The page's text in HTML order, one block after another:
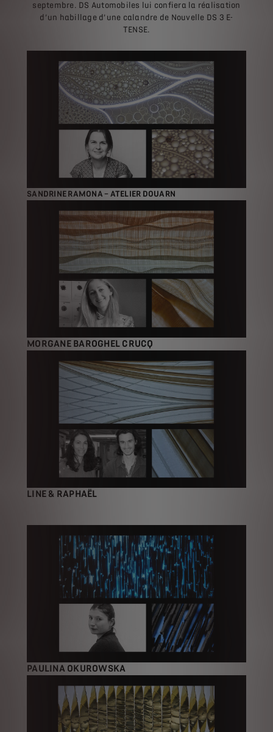
septembre. DS Automobiles lui confiera la réalisation
d’un habillage d’une calandre de Nouvelle DS 3 E-
TENSE.
SANDRINE RAMONA – ATELIER DOUARN
MORGANE BAROGHEL CRUCQ
LINE & RAPHAËL
PAULINA OKUROWSKA